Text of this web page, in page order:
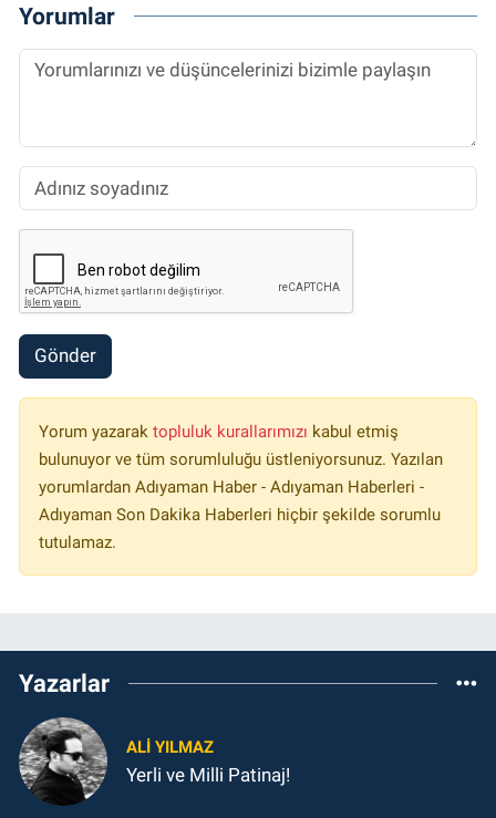
Yorumlar
Gönder
Yorum yazarak topluluk kurallarımızı kabul etmiş
bulunuyor ve tüm sorumluluğu üstleniyorsunuz. Yazılan
yorumlardan Adıyaman Haber - Adıyaman Haberleri -
Adıyaman Son Dakika Haberleri hiçbir şekilde sorumlu
tutulamaz.
Yazarlar
ALI YILMAZ
Yerli ve Milli Patinaj!